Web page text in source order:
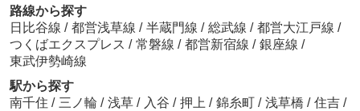
路線から探す
日比谷線 / 都営浅草線 / 半蔵門線 / 総武線 / 都営大江戸線 /
つくばエクスプレス / 常磐線 / 都営新宿線 / 銀座線 /
東武伊勢崎線
駅から探す
南千住 / 三ノ輪 / 浅草 / 入谷 / 押上 / 錦糸町 / 浅草橋 / 住吉 /